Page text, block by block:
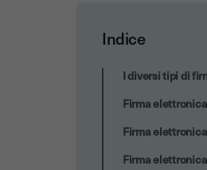
Indice
Il provvedimento
I diversi tipi di
Firma
Firma
Firma